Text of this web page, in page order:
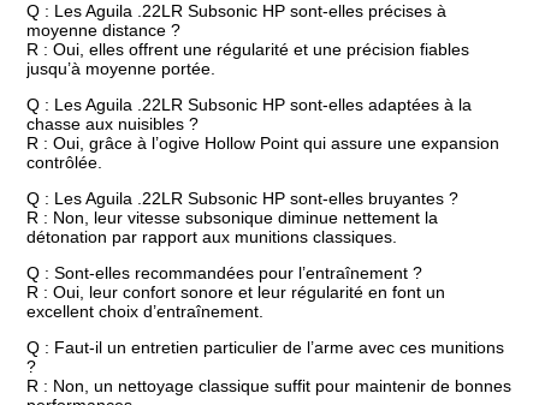
Q : Les Aguila .22LR Subsonic HP sont-elles précises à
moyenne distance ?
R : Oui, elles offrent une régularité et une précision fiables
jusqu’à moyenne portée.
Q : Les Aguila .22LR Subsonic HP sont-elles adaptées à la
chasse aux nuisibles ?
R : Oui, grâce à l’ogive Hollow Point qui assure une expansion
contrôlée.
Q : Les Aguila .22LR Subsonic HP sont-elles bruyantes ?
R : Non, leur vitesse subsonique diminue nettement la
détonation par rapport aux munitions classiques.
Q : Sont-elles recommandées pour l’entraînement ?
R : Oui, leur confort sonore et leur régularité en font un
excellent choix d’entraînement.
Q : Faut-il un entretien particulier de l’arme avec ces munitions
?
R : Non, un nettoyage classique suffit pour maintenir de bonnes